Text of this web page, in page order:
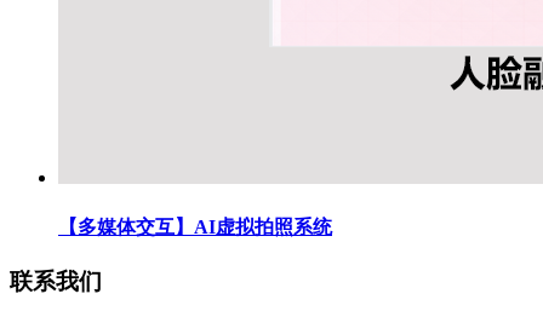
【多媒体交互】AI虚拟拍照系统
联系我们